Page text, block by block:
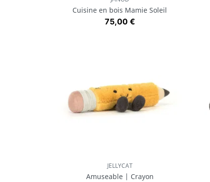
Aperçu rapide
Cuisine en bois Mamie Soleil
Prix
75,00 €
Aperçu rapide
JELLYCAT
Amuseable | Crayon